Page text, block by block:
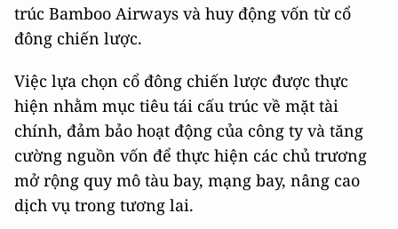
trúc Bamboo Airways và huy động vốn từ cổ
đông chiến lược.
Việc lựa chọn cổ đông chiến lược được thực
hiện nhằm mục tiêu tái cấu trúc về mặt tài
chính, đảm bảo hoạt động của công ty và tăng
cường nguồn vốn để thực hiện các chủ trương
mở rộng quy mô tàu bay, mạng bay, nâng cao
dịch vụ trong tương lai.